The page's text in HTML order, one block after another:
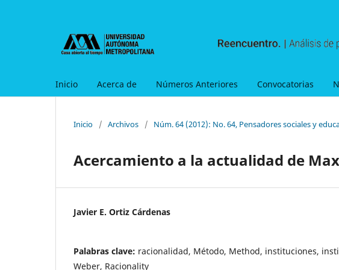
Inicio Acerca de Números Anteriores Convocatorias
Inicio / Archivos / Núm. 64 (2012): No. 64, Pensadores sociales y
Acercamiento a la actualidad de
Javier E. Ortiz Cárdenas
Palabras clave: racionalidad, Método, Method, instituciones,
Weber, Racionality